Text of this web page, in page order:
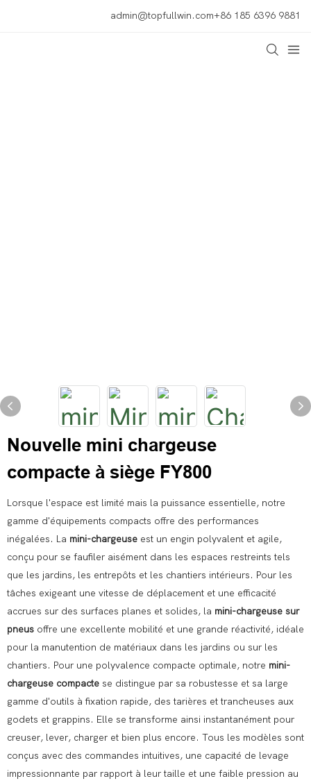
admin@topfullwin.com+86 185 6396 9881
Nouvelle mini chargeuse
compacte à siège FY800
Lorsque l'espace est limité mais la puissance essentielle, notre
gamme d'équipements compacts offre des performances
inégalées. La mini-chargeuse est un engin polyvalent et agile,
conçu pour se faufiler aisément dans les espaces restreints tels
que les jardins, les entrepôts et les chantiers intérieurs. Pour les
tâches exigeant une vitesse de déplacement et une efficacité
accrues sur des surfaces planes et solides, la mini-chargeuse sur
pneus offre une excellente mobilité et une grande réactivité, idéale
pour la manutention de matériaux dans les jardins ou sur les
chantiers. Pour une polyvalence compacte optimale, notre mini-
chargeuse compacte se distingue par sa robustesse et sa large
gamme d'outils à fixation rapide, des tarières et trancheuses aux
godets et grappins. Elle se transforme ainsi instantanément pour
creuser, lever, charger et bien plus encore. Tous les modèles sont
conçus avec des commandes intuitives, une capacité de levage
impressionnante par rapport à leur taille et une faible pression au